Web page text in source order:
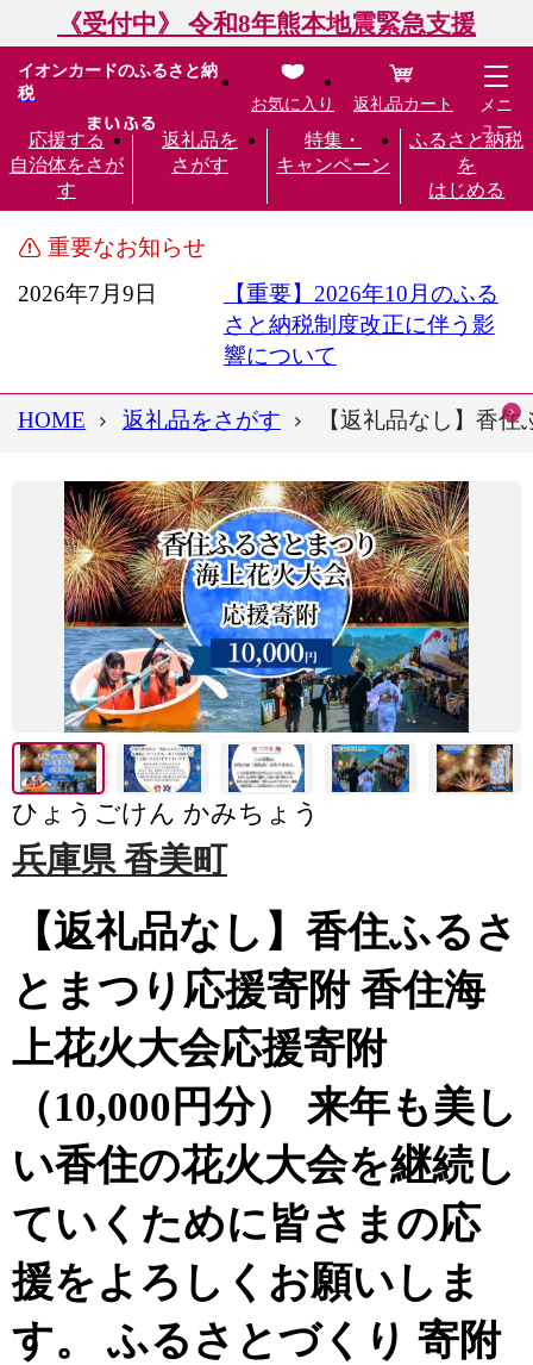
《受付中》 令和8年熊本地震緊急支援
イオンカードのふるさと納
税
応援する
自治体をさが
す
返礼品を
さがす
特集・
キャンペーン
ふるさと納税
を
はじめる
お気に入り 返礼品カート
メニ
ュー
重要なお知らせ
2026年7月9日
【重要】2026年10月のふる
さと納税制度改正に伴う影
響について
HOME 返礼品をさがす 【返礼品なし】香
ひょうごけん かみちょう
兵庫県 香美町
【返礼品なし】香住ふるさ
とまつり応援寄附 香住海
上花火大会応援寄附
（10,000円分） 来年も美し
い香住の花火大会を継続し
ていくために皆さまの応
援をよろしくお願いしま
す。 ふるさとづくり 寄附